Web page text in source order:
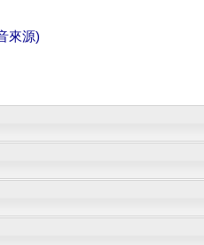
來源)